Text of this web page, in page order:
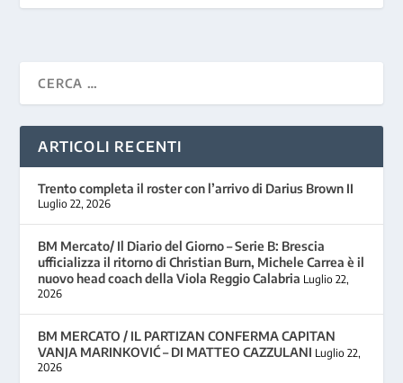
ARTICOLI RECENTI
Trento completa il roster con l’arrivo di Darius Brown II
Luglio 22, 2026
BM Mercato/ Il Diario del Giorno – Serie B: Brescia
ufficializza il ritorno di Christian Burn, Michele Carrea è il
nuovo head coach della Viola Reggio Calabria Luglio 22,
2026
BM MERCATO / IL PARTIZAN CONFERMA CAPITAN
VANJA MARINKOVIĆ – DI MATTEO CAZZULANI Luglio 22,
2026